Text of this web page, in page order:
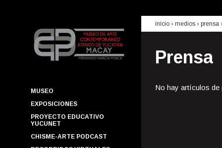
MUSEO
EXPOSICIONES
PROYECTO EDUCATIVO
YUCUNET
CHISME-ARTE PODCAST
inicio › medios › prensa
Prensa
No hay artículos de